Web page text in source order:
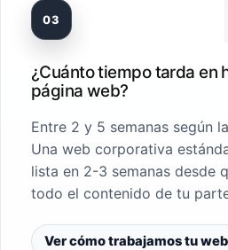
03
¿Cuánto tiempo tarda en
página web?
Entre 2 y 5 semanas según
Una web corporativa
lista en 2-3 semanas desde
todo el contenido de tu
Ver cómo trabajamos tu web